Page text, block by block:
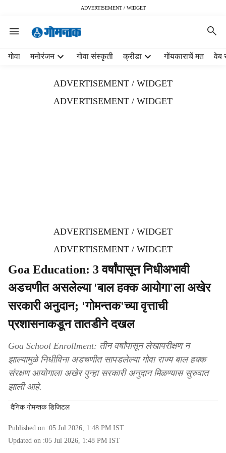
ADVERTISEMENT / WIDGET
गोवा मनोरंजन गोवा संस्कृती क्रीडा गोंयकाराचें मत वेब
ADVERTISEMENT / WIDGET
ADVERTISEMENT / WIDGET
ADVERTISEMENT / WIDGET
ADVERTISEMENT / WIDGET
Goa Education: 3 वर्षांपासून निधीअभावी
अडचणीत असलेल्या 'बाल हक्क आयोगा'ला अखेर
सरकारी अनुदान; 'गोमन्तक'च्या वृत्ताची
प्रशासनाकडून तातडीने दखल
Goa School Enrollment: तीन वर्षांपासून लेखापरीक्षण न
झाल्यामुळे निधीविना अडचणीत सापडलेल्या गोवा राज्य बाल हक्क
संरक्षण आयोगाला अखेर पुन्हा सरकारी अनुदान मिळण्यास सुरुवात
झाली आहे.
दैनिक गोमन्तक डिजिटल
Published on :05 Jul 2026, 1:48 PM IST
Updated on :05 Jul 2026, 1:48 PM IST